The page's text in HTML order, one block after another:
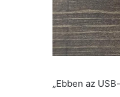
„Ebben az